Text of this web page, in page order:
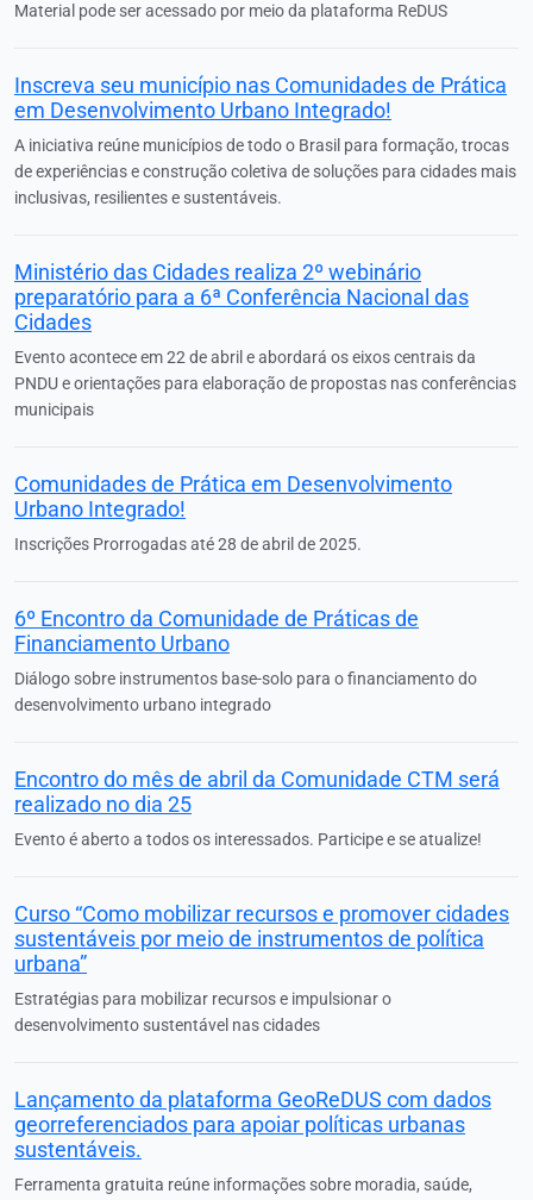
Material pode ser acessado por meio da plataforma ReDUS
Inscreva seu município nas Comunidades de Prática
em Desenvolvimento Urbano Integrado!
A iniciativa reúne municípios de todo o Brasil para formação, trocas
de experiências e construção coletiva de soluções para cidades mais
inclusivas, resilientes e sustentáveis.
Ministério das Cidades realiza 2º webinário
preparatório para a 6ª Conferência Nacional das
Cidades
Evento acontece em 22 de abril e abordará os eixos centrais da
PNDU e orientações para elaboração de propostas nas conferências
municipais
Comunidades de Prática em Desenvolvimento
Urbano Integrado!
Inscrições Prorrogadas até 28 de abril de 2025.
6º Encontro da Comunidade de Práticas de
Financiamento Urbano
Diálogo sobre instrumentos base-solo para o financiamento do
desenvolvimento urbano integrado
Encontro do mês de abril da Comunidade CTM será
realizado no dia 25
Evento é aberto a todos os interessados. Participe e se atualize!
Curso “Como mobilizar recursos e promover cidades
sustentáveis por meio de instrumentos de política
urbana”
Estratégias para mobilizar recursos e impulsionar o
desenvolvimento sustentável nas cidades
Lançamento da plataforma GeoReDUS com dados
georreferenciados para apoiar políticas urbanas
sustentáveis.
Ferramenta gratuita reúne informações sobre moradia, saúde,